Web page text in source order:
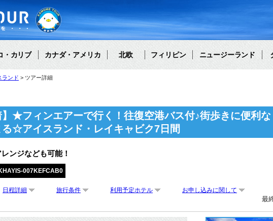
・カリブ カナダ・アメリカ 北欧 フィリピン ニュージーランド
ランド ツアー詳細
】★フィンエアーで行く！往復空港バス付♪街歩きに便利
る☆アイスランド・レイキャビク7日間
ンジなども可能！
007KEFCAB0
日程詳細 旅行条件 利用予定ホテル お申し込みに関して
最